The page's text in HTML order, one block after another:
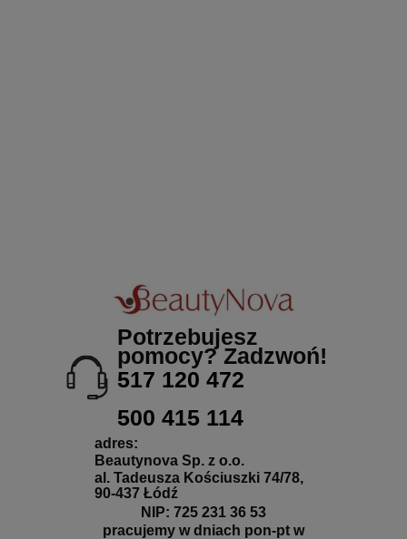
Potrzebujesz
pomocy? Zadzwoń!
517 120 472
500 415 114
adres:
Beautynova Sp. z o.o.
al. Tadeusza Kościuszki 74/78,
90-437 Łódź
NIP: 725 231 36 53
pracujemy w dniach pon-pt w